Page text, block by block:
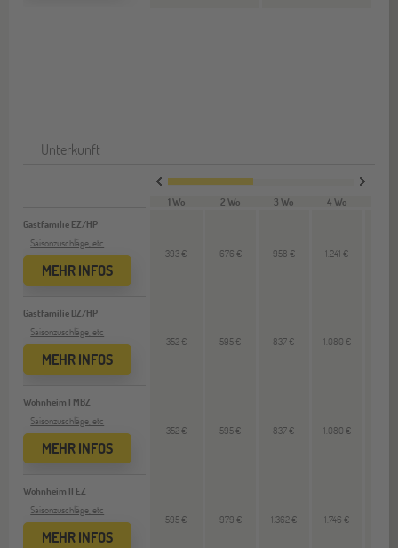
Unterkunft
Gastfamilie EZ/HP
Saisonzuschläge, etc
MEHR INFOS
Gastfamilie DZ/HP
Saisonzuschläge, etc
MEHR INFOS
Wohnheim I MBZ
Saisonzuschläge, etc
MEHR INFOS
Wohnheim II EZ
Saisonzuschläge, etc
MEHR INFOS
1 Wo 2 Wo 3 Wo 4 Wo
393 € 676 € 958 € 1.241 €
352 € 595 € 837 € 1.080 €
352 € 595 € 837 € 1.080 €
595 € 979 € 1.362 € 1.746 €